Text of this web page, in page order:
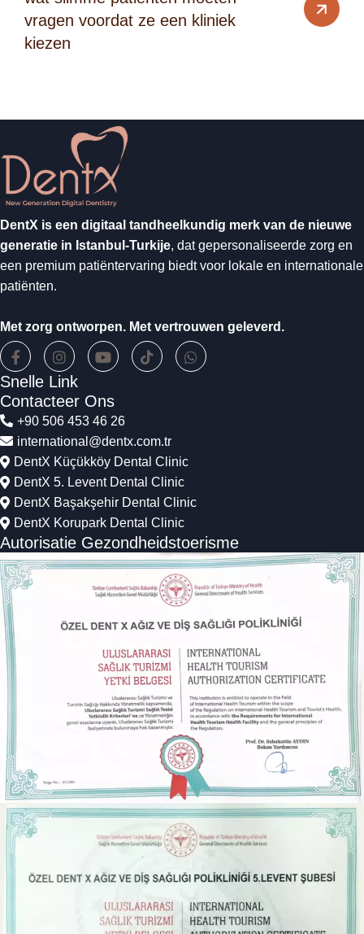
vragen voordat ze een kliniek
kiezen
DentX is een digitaal tandheelkundig merk van de nieuwe
generatie in Istanbul-Turkije, dat gepersonaliseerde zorg en
een premium patiëntervaring biedt voor lokale en internationale
patiënten.
Met zorg ontworpen. Met vertrouwen geleverd.
Snelle Link
Contacteer Ons
+90 506 453 46 26
international@dentx.com.tr
DentX Küçükköy Dental Clinic
DentX 5. Levent Dental Clinic
DentX Başakşehir Dental Clinic
DentX Korupark Dental Clinic
Autorisatie Gezondheidstoerisme